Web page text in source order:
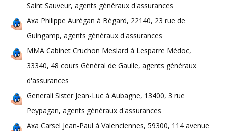
Saint Sauveur, agents généraux d'assurances
Axa Philippe Aurégan à Bégard, 22140, 23 rue de
Guingamp, agents généraux d'assurances
MMA Cabinet Cruchon Meslard à Lesparre Médoc,
33340, 48 cours Général de Gaulle, agents généraux
d'assurances
Generali Sister Jean-Luc à Aubagne, 13400, 3 rue
Peypagan, agents généraux d'assurances
Axa Carsel Jean-Paul à Valenciennes, 59300, 114 avenue